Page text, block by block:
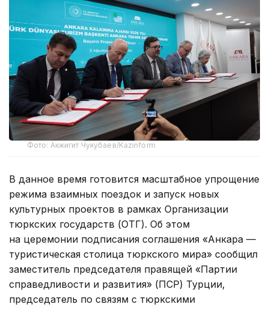
Фото: Акжигит Чукубаев/Kazinform
В данное время готовится масштабное упрощение
режима взаимных поездок и запуск новых
культурных проектов в рамках Организации
тюркских государств (ОТГ). Об этом
на церемонии подписания соглашения «Анкара —
туристическая столица тюркского мира» сообщил
заместитель председателя правящей «Партии
справедливости и развития» (ПСР) Турции,
председатель по связям с тюркскими